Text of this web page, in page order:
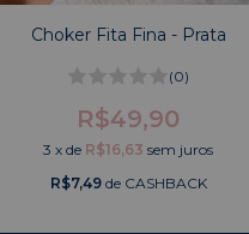
Choker Fita Fina - Prata
(0)
R$49,90
3 xde R$16,63 sem juros
R$7,49de CASHBACK